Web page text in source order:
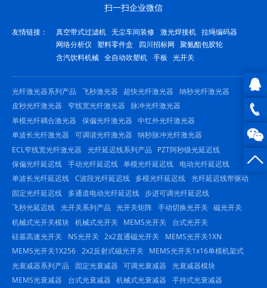
QQ在
线咨
询
0816
扫一扫企业微信
友情链接： 真空带式过滤机 无尘车间装修 激光焊接机 拉绳编码器
网络分析仪 塑料零件盒 四川招标网
聚氨酯包胶轮
含汽饮料机械 全自动吹塑机 手板 光开关
光纤激光器系列产品 飞秒激光器 超快光纤激光器
纳秒光纤激光器
皮秒光纤激光器
窄线宽光纤激光器
脉冲光纤激光器
单模光纤耦合激光器
保偏光纤激光器 中红外光纤激光器
单波长光纤激光器
可调谐光纤激光器 纳秒脉冲光纤激光器
ECL窄线宽光纤激光器
光纤延迟线系列产品
PZT阿秒级光延迟线
保偏光纤延迟线 手动光纤延迟线 单模光纤延迟线
电动光纤延迟线
单波长光纤延迟线 C波段光纤延迟线 多模光纤延迟线 光纤延迟线带驱动
固定光纤延迟线
多通道电动光纤延迟线 步进可调光纤延迟线
飞秒光延迟线 光开关系列产品 光开关矩阵 手动切换光开关 磁光开关
机械式光开关模块 机械式光开关 MEMS光开关
台式光开关
硅基高速光开关
NS光开关 2x2直通磁光开关
MEMS光开关1XN
MEMS光开关1X256 2x2反射式磁光开关
MEMS光开关1x16单模机架式
光衰减器系列产品
固定光衰减器 可调光衰减器
光衰减器模块
MEMS光衰减器
台式光衰减器 机械式光衰减器
手持式光衰减器